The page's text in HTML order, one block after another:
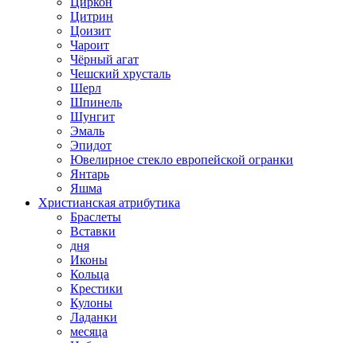
Цитрин
Цоизит
Чароит
Чёрный агат
Чешский хрусталь
Шерл
Шпинель
Шунгит
Эмаль
Эпидот
Ювелирное стекло европейской огранки
Янтарь
Яшма
Христианская атрибутика
Браслеты
Вставки
дня
Иконы
Кольца
Крестики
Кулоны
Ладанки
месяца